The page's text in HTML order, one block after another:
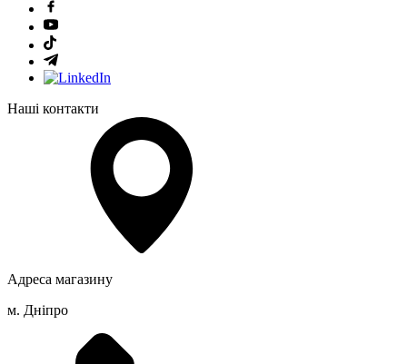
Наші контакти
Адреса магазину
м. Дніпро